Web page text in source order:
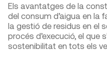
Els avantatges de la
del consum d’aigua en la
la gestió de residus en el
procés d’execució, el que
sostenibilitat en tots els